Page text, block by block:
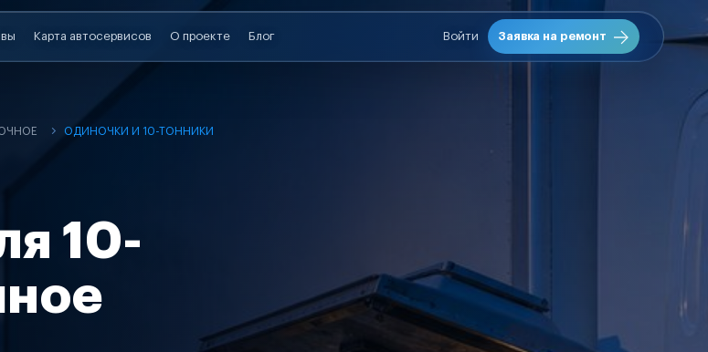
Карта автосервисов О проекте Блог Войти Заявка на ремонт
ОДИНОЧКИ И 10-ТОННИКИ
10-